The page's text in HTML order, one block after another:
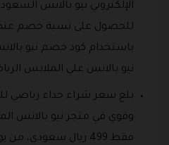
للحصول على نسبة خصم عند
باستخدام كود خصم نيو
نيو بالانس علي الملابس الرياضية
بلغ سعر شراء حذاء رياضي
وقوي في متجر نيو بالانس
فقط 499 ريال سعودي،